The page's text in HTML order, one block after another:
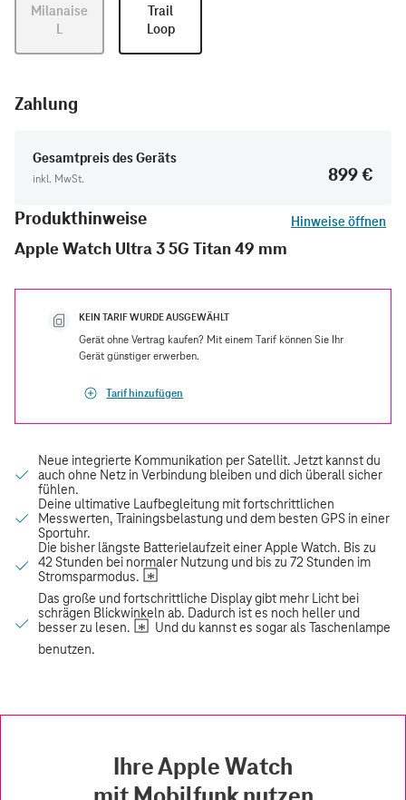
Milanaise
L
Trail
Loop
Zahlung
Gesamtpreis des Geräts
inkl. MwSt.
899 €
Produkthinweise
Hinweise öffnen
Apple Watch Ultra 3 5G Titan 49 mm
KEIN TARIF WURDE AUSGEWÄHLT
Gerät ohne Vertrag kaufen? Mit einem Tarif können Sie Ihr
Gerät günstiger erwerben.
Tarif hinzufügen